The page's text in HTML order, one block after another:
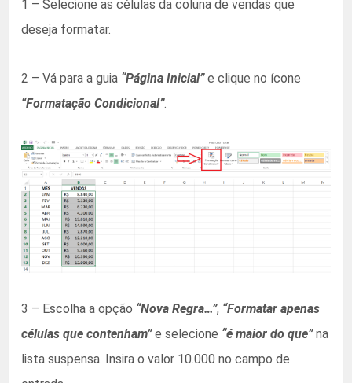
1 – Selecione as células da coluna de vendas que
deseja formatar.
2 – Vá para a guia “Página Inicial”e clique no ícone
“Formatação Condicional”.
3 – Escolha a opção “Nova Regra…”, “Formatar apenas
células que contenham”e selecione “é maior do que”na
lista suspensa. Insira o valor 10.000 no campo de